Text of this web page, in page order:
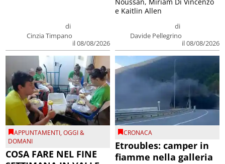
di
Cinzia Timpano
il 08/08/2026
di
Davide Pellegrino
il 08/08/2026
e Kaitlin Allen
APPUNTAMENTI,OGGI &
DOMANI
COSA FARE NEL FINE
CRONACA
Etroubles: camper in
fiamme nella galleria